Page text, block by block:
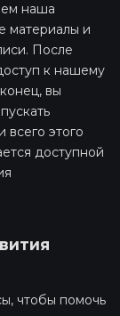
наша
материалы и
После
к нашему
вы
этого
доступной
чтобы помочь